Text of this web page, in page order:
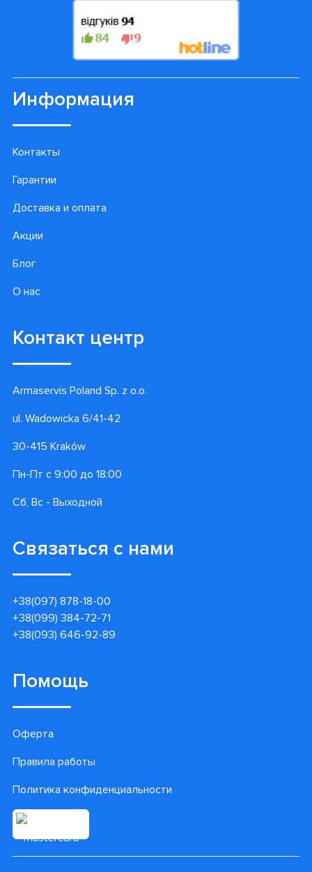
Информация
Контакты
Гарантии
Доставка и оплата
Акции
Блог
О нас
Контакт центр
Armaservis Poland Sp. z o.o.
ul. Wadowicka 6/41-42
30-415 Kraków
Пн-Пт с 9:00 до 18:00
Сб, Вс - Выходной
Связаться с нами
+38(097) 878-18-00
+38(099) 384-72-71
+38(093) 646-92-89
Помощь
Оферта
Правила работы
Политика конфиденциальности